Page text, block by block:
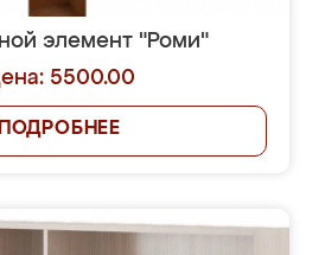
элемент "Роми"
5500.00
ПОДРОБНЕЕ